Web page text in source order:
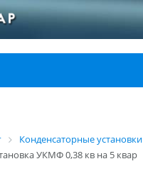
Конденсаторные установки
УКМФ 0,38 кв на 5 квар